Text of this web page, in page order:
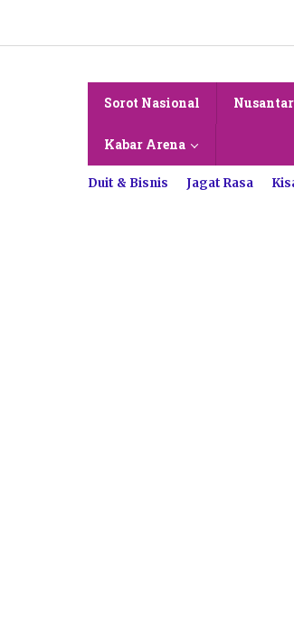
konten
Sorot Nasional
Kabar Arena
Duit & Bisnis Jagat Rasa